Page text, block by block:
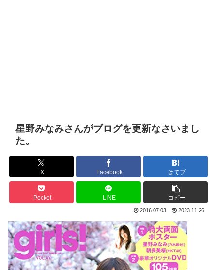
星野みなみさんがブログを更新なさいまし
た。
X Facebook はてブ
Pocket LINE コピー
2016.07.03 2023.11.26